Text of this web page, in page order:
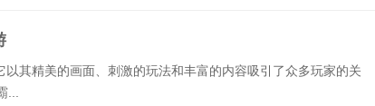
其精美的画面、刺激的玩法和丰富的内容吸引了众多玩家的关